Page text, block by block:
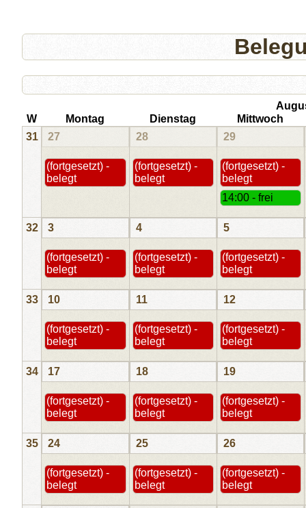
W
Montag Dienstag
Mittwoch
31
27
(fortgesetzt) -
belegt
28
(fortgesetzt) -
belegt
29
(fortgesetzt) -
belegt
14:00 - frei
32 3
(fortgesetzt) -
belegt
4
(fortgesetzt) -
belegt
5
(fortgesetzt) -
belegt
33 10
(fortgesetzt) -
belegt
11
(fortgesetzt) -
belegt
12
(fortgesetzt) -
belegt
34 17
(fortgesetzt) -
belegt
18
(fortgesetzt) -
belegt
19
(fortgesetzt) -
belegt
35 24
(fortgesetzt) -
belegt
25
(fortgesetzt) -
belegt
26
(fortgesetzt) -
belegt